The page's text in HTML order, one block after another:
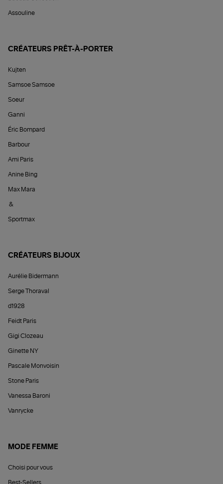
Assouline
CRÉATEURS PRÊT-À-PORTER
Kujten
Samsoe Samsoe
Soeur
Ganni
Éric Bompard
Barbour
Ami Paris
Anine Bing
Max Mara
&
Sportmax
CRÉATEURS BIJOUX
Aurélie Bidermann
Serge Thoraval
d1928
Feidt Paris
Gigi Clozeau
Ginette NY
Pascale Monvoisin
Stone Paris
Vanessa Baroni
Vanrycke
MODE FEMME
Choisi pour vous
Best-Sellers